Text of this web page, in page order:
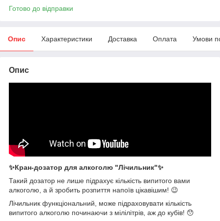
Готово до відправки
Опис Характеристики Доставка Оплата Умови
Опис
✨Кран-дозатор для алкоголю "Лічильник"✨
Такий дозатор не лише підрахує кількість випитого вами
алкоголю, а й зробить розпиття напоїв цікавішим! 😉
Лічильник функціональний, може підраховувати кількість
випитого алкоголю починаючи з мілілітрів, аж до кубів! 😯